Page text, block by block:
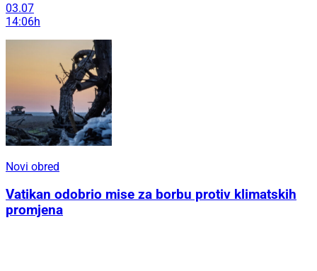
03.07
14:06h
Novi obred
Vatikan odobrio mise za borbu protiv klimatskih
promjena